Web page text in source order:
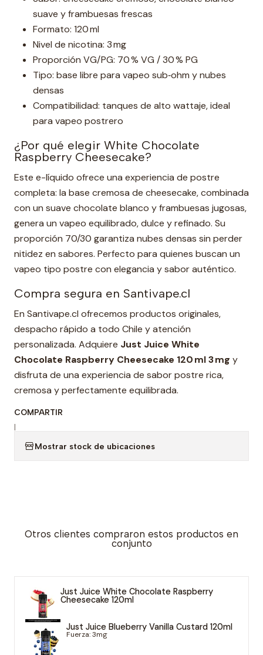
suave y frambuesas frescas
Formato: 120 ml
Nivel de nicotina: 3 mg
Proporción VG/PG: 70 % VG / 30 % PG
Tipo: base libre para vapeo sub‑ohm y nubes
densas
Compatibilidad: tanques de alto wattaje, ideal
para vapeo postrero
¿Por qué elegir White Chocolate
Raspberry Cheesecake?
Este e-líquido ofrece una experiencia de postre
completa: la base cremosa de cheesecake, combinada
con un suave chocolate blanco y frambuesas jugosas,
genera un vapeo equilibrado, dulce y refinado. Su
proporción 70/30 garantiza nubes densas sin perder
nitidez en sabores. Perfecto para quienes buscan un
vapeo tipo postre con elegancia y sabor auténtico.
Compra segura en Santivape.cl
En Santivape.cl ofrecemos productos originales,
despacho rápido a todo Chile y atención
personalizada. Adquiere Just Juice White
Chocolate Raspberry Cheesecake 120 ml 3 mg y
disfruta de una experiencia de sabor postre rica,
cremosa y perfectamente equilibrada.
COMPARTIR
|
Mostrar stock de ubicaciones
Otros clientes compraron estos productos en
conjunto
Just Juice White Chocolate Raspberry
Cheesecake 120ml
Just Juice Blueberry Vanilla Custard 120ml
Fuerza: 3mg